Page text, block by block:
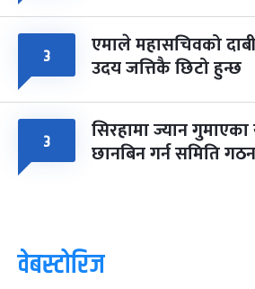
३ एमाले महासचिवको
उदय जत्तिकै छिटो हुन्छ
३ सिरहामा ज्यान
छानबिन गर्न समिति गठन
वेबस्टोरिज